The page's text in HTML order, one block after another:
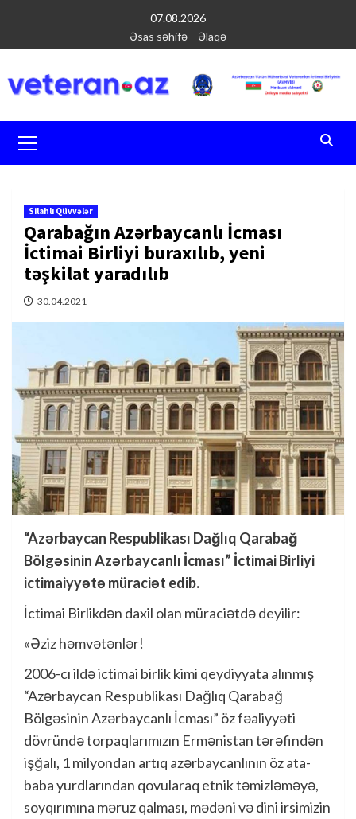
содержимому
07.08.2026
Əsas səhifə
Əlaqə
меню
Silahlı Qüvvələr
Qarabağın Azərbaycanlı İcması
İctimai Birliyi buraxılıb, yeni
təşkilat yaradılıb
30.04.2021
“Azərbaycan Respublikası Dağlıq Qarabağ
Bölgəsinin Azərbaycanlı İcması” İctimai Birliyi
ictimaiyyətə müraciət edib.
İctimai Birlikdən daxil olan müraciətdə deyilir:
«Əziz həmvətənlər!
2006-cı ildə ictimai birlik kimi qeydiyyata alınmış
“Azərbaycan Respublikası Dağlıq Qarabağ
Bölgəsinin Azərbaycanlı İcması” öz fəaliyyəti
dövründə torpaqlarımızın Ermənistan tərəfindən
işğalı, 1 milyondan artıq azərbaycanlının öz ata-
baba yurdlarından qovularaq etnik təmizləməyə,
soyqırımına məruz qalması, mədəni və dini irsimizin